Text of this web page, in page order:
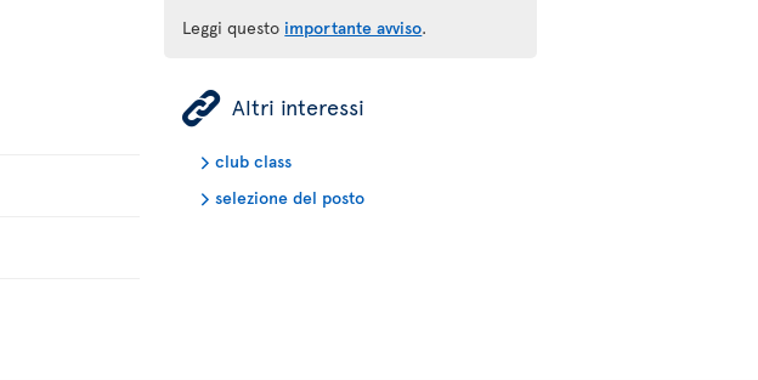
Leggi questo importante avviso.
ÿ Altri interessi
club class
selezione del posto